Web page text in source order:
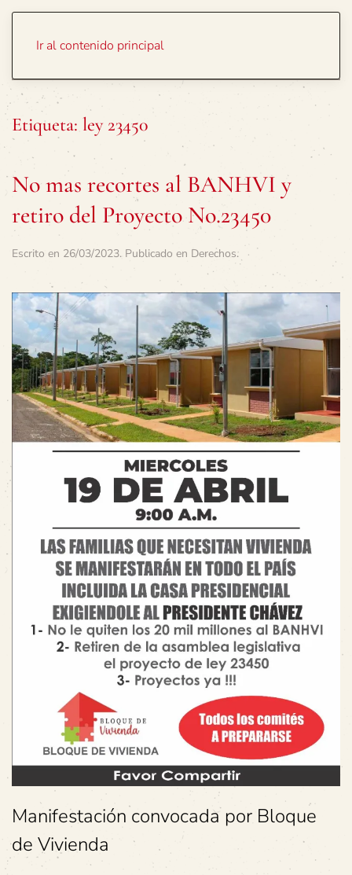
Ir al contenido principal
Etiqueta: ley 23450
No mas recortes al BANHVI y
retiro del Proyecto No.23450
Escrito en 26/03/2023. Publicado en Derechos.
Manifestación convocada por Bloque
de Vivienda